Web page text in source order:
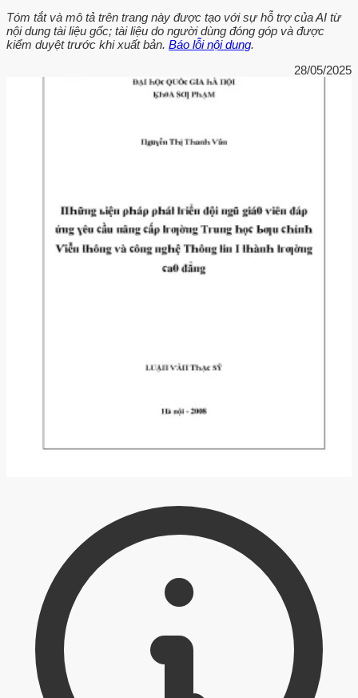
Tóm tắt và mô tả trên trang này được tạo với sự hỗ trợ của AI từ
nội dung tài liệu gốc; tài liệu do người dùng đóng góp và được
kiểm duyệt trước khi xuất bản. Báo lỗi nội dung.
28/05/2025